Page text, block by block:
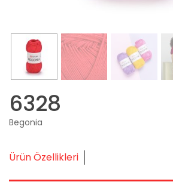
6328
Begonia
Ürün Özellikleri